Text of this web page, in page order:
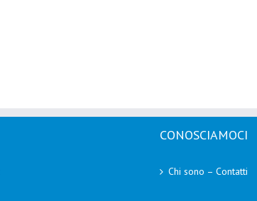
CONOSCIAMOCI
Chi sono – Contatti